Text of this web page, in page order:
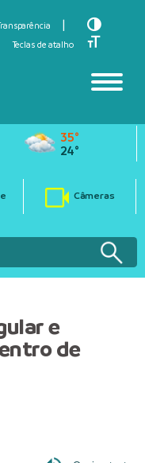
Teclas de atalho
Toggle
Toggle
35°
24°
Câmeras
e
de